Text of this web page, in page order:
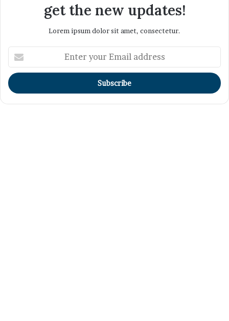
get the new updates!
Lorem ipsum dolor sit amet, consectetur.
your
Email
address